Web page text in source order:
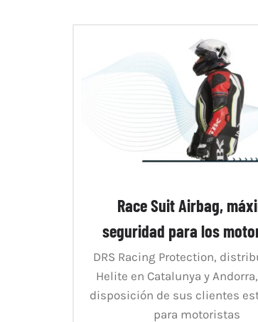
Race Suit Airbag,
seguridad para los
DRS Racing Protection,
Helite en Catalunya y
disposición de sus clientes
para motoristas